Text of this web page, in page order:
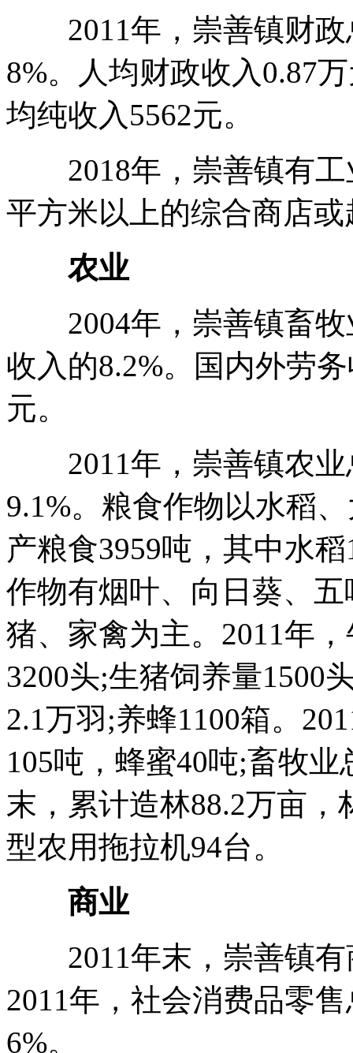
2011年，崇善镇财政
8%。人均财政收入0.87
均纯收入5562元。
2018年，崇善镇有工
平方米以上的综合商店或
农业
2004年，崇善镇畜牧
收入的8.2%。国内外劳
元。
2011年，崇善镇农业
9.1%。粮食作物以水稻
产粮食3959吨，其中水
作物有烟叶、向日葵、
猪、家禽为主。2011年
3200头;生猪饲养量1500
2.1万羽;养蜂1100箱。
105吨，蜂蜜40吨;畜牧
末，累计造林88.2万亩，
型农用拖拉机94台。
商业
2011年末，崇善镇有
2011年，社会消费品零
6%。